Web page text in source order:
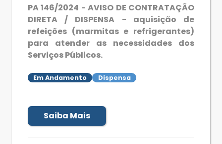
PA 146/2024 - AVISO DE CONTRATAÇÃO
DIRETA / DISPENSA - aquisição de
refeições (marmitas e refrigerantes)
para atender as necessidades dos
Serviços Públicos.
Em Andamento Dispensa
Saiba Mais